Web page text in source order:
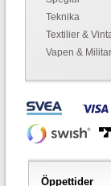
Teknika
Textilier &
Vapen &
Öppettider